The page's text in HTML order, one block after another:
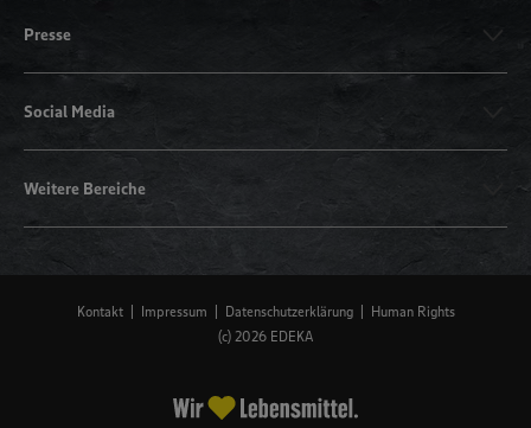
Presse
Social Media
Weitere Bereiche
Kontakt Impressum Datenschutzerklärung
Human Rights
(c) 2026 EDEKA